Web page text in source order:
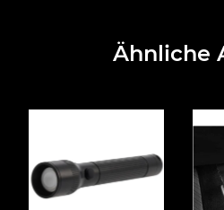
Ähnliche